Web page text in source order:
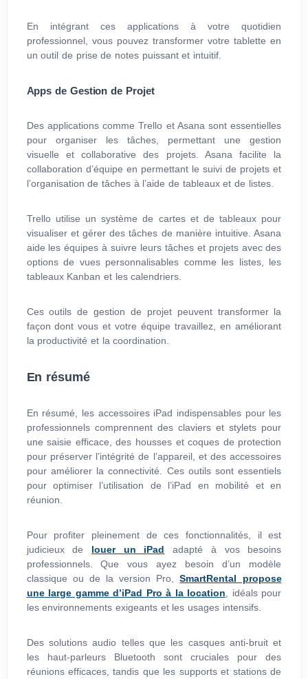
En intégrant ces applications à votre quotidien
professionnel, vous pouvez transformer votre tablette en
un outil de prise de notes puissant et intuitif.
Apps de Gestion de Projet
Des applications comme Trello et Asana sont essentielles
pour organiser les tâches, permettant une gestion
visuelle et collaborative des projets. Asana facilite la
collaboration d’équipe en permettant le suivi de projets et
l’organisation de tâches à l’aide de tableaux et de listes.
Trello utilise un système de cartes et de tableaux pour
visualiser et gérer des tâches de manière intuitive. Asana
aide les équipes à suivre leurs tâches et projets avec des
options de vues personnalisables comme les listes, les
tableaux Kanban et les calendriers.
Ces outils de gestion de projet peuvent transformer la
façon dont vous et votre équipe travaillez, en améliorant
la productivité et la coordination.
En résumé
En résumé, les accessoires iPad indispensables pour les
professionnels comprennent des claviers et stylets pour
une saisie efficace, des housses et coques de protection
pour préserver l’intégrité de l’appareil, et des accessoires
pour améliorer la connectivité. Ces outils sont essentiels
pour optimiser l’utilisation de l’iPad en mobilité et en
réunion.
Pour profiter pleinement de ces fonctionnalités, il est
judicieux de louer un iPad adapté à vos besoins
professionnels. Que vous ayez besoin d’un modèle
classique ou de la version Pro,SmartRental propose
une large gamme d’iPad Pro à la location , idéals pour
les environnements exigeants et les usages intensifs.
Des solutions audio telles que les casques anti-bruit et
les haut-parleurs Bluetooth sont cruciales pour des
réunions efficaces, tandis que les supports et stations de